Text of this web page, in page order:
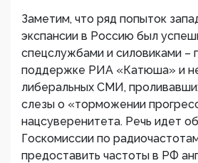
Заметим, что ряд попыток
экспансии в Россию был
спецслужбами и силовиками –
поддержке РИА «Катюша» и
либеральных СМИ,
слезы о «торможении
нацсуверенитета. Речь идет
Госкомиссии по
предоставить частоты в РФ